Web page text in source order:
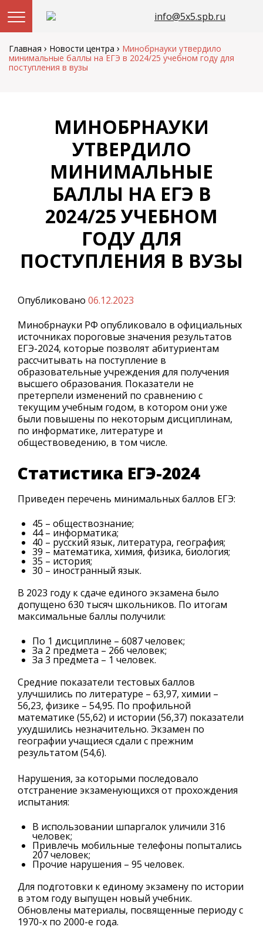
Перейти
содержанию
info@5x5.spb.ru
Главная › Новости центра › Минобрнауки утвердило
минимальные баллы на ЕГЭ в 2024/25 учебном году для
поступления в вузы
МИНОБРНАУКИ
УТВЕРДИЛО
МИНИМАЛЬНЫЕ
БАЛЛЫ НА ЕГЭ В
2024/25 УЧЕБНОМ
ГОДУ ДЛЯ
ПОСТУПЛЕНИЯ В ВУЗЫ
Опубликовано 06.12.2023
Минобрнауки РФ опубликовало в официальных
источниках пороговые значения результатов
ЕГЭ-2024, которые позволят абитуриентам
рассчитывать на поступление в
образовательные учреждения для получения
высшего образования. Показатели не
претерпели изменений по сравнению с
текущим учебным годом, в котором они уже
были повышены по некоторым дисциплинам,
по информатике, литературе и
обществоведению, в том числе.
Статистика ЕГЭ-2024
Приведен перечень минимальных баллов ЕГЭ:
45 – обществознание;
44 – информатика;
40 – русский язык, литература, география;
39 – математика, химия, физика, биология;
35 – история;
30 – иностранный язык.
В 2023 году к сдаче единого экзамена было
допущено 630 тысяч школьников. По итогам
максимальные баллы получили:
По 1 дисциплине – 6087 человек;
За 2 предмета – 266 человек;
За 3 предмета – 1 человек.
Средние показатели тестовых баллов
улучшились по литературе – 63,97, химии –
56,23, физике – 54,95. По профильной
математике (55,62) и истории (56,37) показатели
ухудшились незначительно. Экзамен по
географии учащиеся сдали с прежним
результатом (54,6).
Нарушения, за которыми последовало
отстранение экзаменующихся от прохождения
испытания:
В использовании шпаргалок уличили 316
человек;
Привлечь мобильные телефоны попытались
207 человек;
Прочие нарушения – 95 человек.
Для подготовки к единому экзамену по истории
в этом году выпущен новый учебник.
Обновлены материалы, посвященные периоду с
1970-х по 2000-е года.